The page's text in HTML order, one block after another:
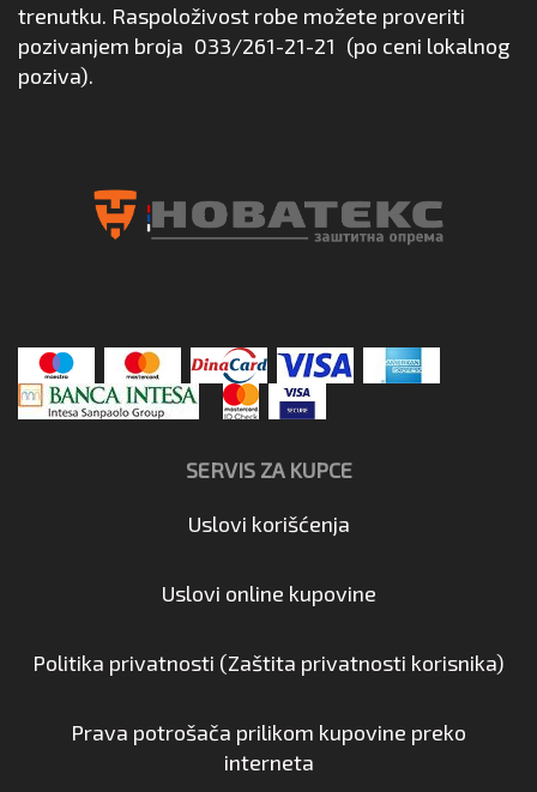
trenutku. Raspoloživost robe možete proveriti
pozivanjem broja 033/261-21-21 (po ceni lokalnog
poziva).
SERVIS ZA KUPCE
Uslovi korišćenja
Uslovi online kupovine
Politika privatnosti (Zaštita privatnosti korisnika)
Prava potrošača prilikom kupovine preko
interneta